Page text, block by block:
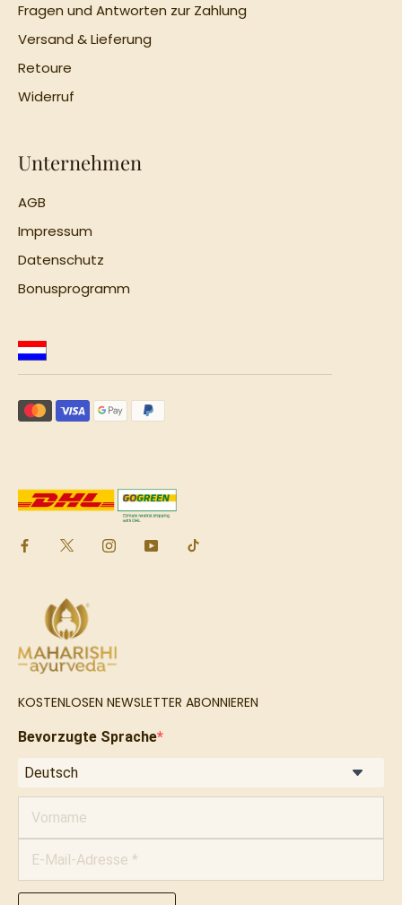
Fragen und Antworten zur Zahlung
Versand & Lieferung
Retoure
Widerruf
Unternehmen
AGB
Impressum
Datenschutz
Bonusprogramm
KOSTENLOSEN NEWSLETTER ABONNIEREN
Bevorzugte Sprache